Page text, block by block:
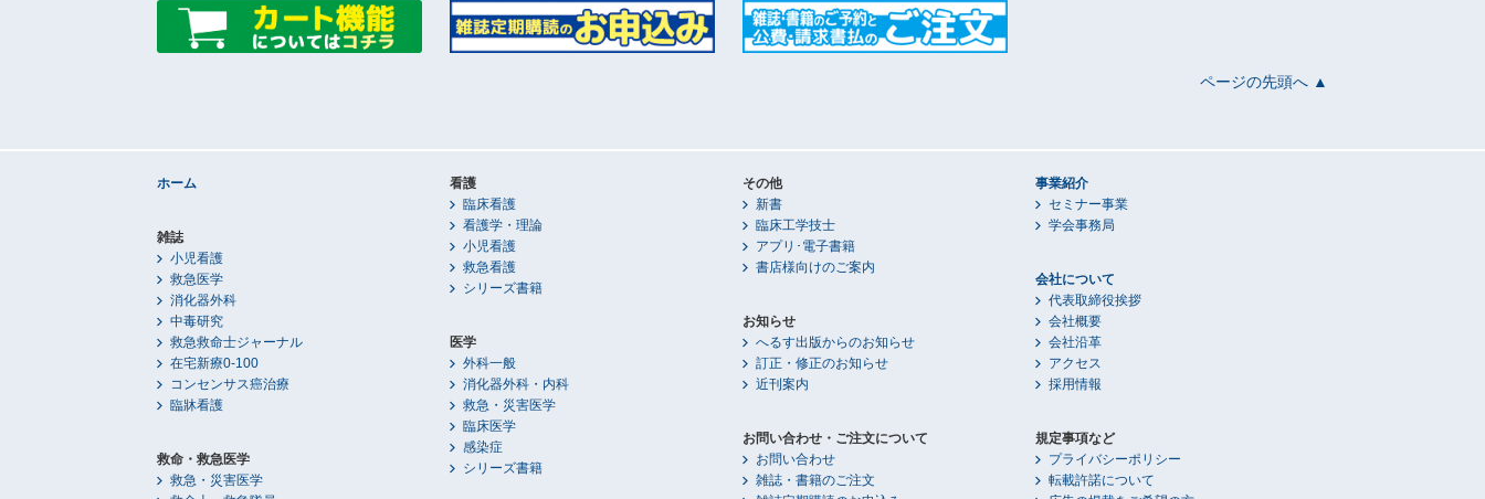
ページの先頭へ ▲
ホーム
雑誌
小児看護
救急医学
消化器外科
中毒研究
救急救命士ジャーナル
在宅新療0-100
コンセンサス癌治療
臨牀看護
救命・救急医学
救急・災害医学
看護
臨床看護
看護学・理論
小児看護
救急看護
シリーズ書籍
医学
外科一般
消化器外科・内科
救急・災害医学
臨床医学
感染症
シリーズ書籍
その他
新書
臨床工学技士
アプリ･電子書籍
書店様向けのご案内
お知らせ
へるす出版からのお知らせ
訂正・修正のお知らせ
近刊案内
お問い合わせ・ご注文について
お問い合わせ
雑誌・書籍のご注文
事業紹介
セミナー事業
学会事務局
会社について
代表取締役挨拶
会社概要
会社沿革
アクセス
採用情報
規定事項など
プライバシーポリシー
転載許諾について